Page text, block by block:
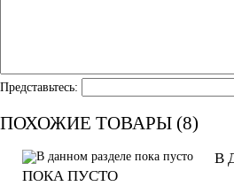
Представьтесь:
ПОХОЖИЕ ТОВАРЫ (8)
В
ПОКА ПУСТО